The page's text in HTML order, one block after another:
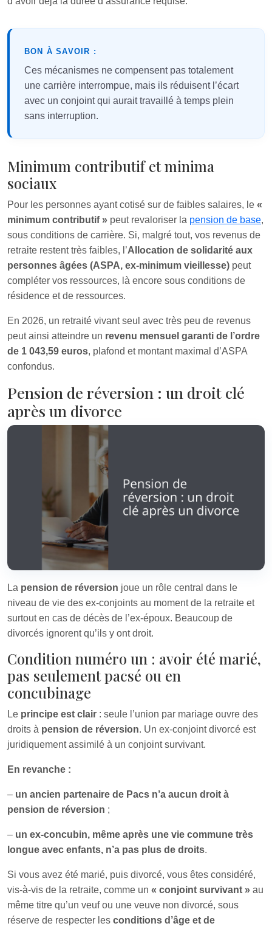
BON À SAVOIR :
Ces mécanismes ne compensent pas totalement
une carrière interrompue, mais ils réduisent l’écart
avec un conjoint qui aurait travaillé à temps plein
sans interruption.
Minimum contributif et minima
sociaux
Pour les personnes ayant cotisé sur de faibles salaires, le «
minimum contributif » peut revaloriser la pension de base,
sous conditions de carrière. Si, malgré tout, vos revenus de
retraite restent très faibles, l’Allocation de solidarité aux
personnes âgées (ASPA, ex-minimum vieillesse) peut
compléter vos ressources, là encore sous conditions de
résidence et de ressources.
En 2026, un retraité vivant seul avec très peu de revenus
peut ainsi atteindre un revenu mensuel garanti de l’ordre
de 1 043,59 euros, plafond et montant maximal d’ASPA
confondus.
Pension de réversion : un droit clé
après un divorce
La pension de réversion joue un rôle central dans le
niveau de vie des ex-conjoints au moment de la retraite et
surtout en cas de décès de l’ex-époux. Beaucoup de
divorcés ignorent qu’ils y ont droit.
Condition numéro un : avoir été marié,
pas seulement pacsé ou en
concubinage
Le principe est clair : seule l’union par mariage ouvre des
droits à pension de réversion. Un ex-conjoint divorcé est
juridiquement assimilé à un conjoint survivant.
En revanche :
– un ancien partenaire de Pacs n’a aucun droit à
pension de réversion ;
– un ex-concubin, même après une vie commune très
longue avec enfants, n’a pas plus de droits.
Si vous avez été marié, puis divorcé, vous êtes considéré,
vis-à-vis de la retraite, comme un « conjoint survivant » au
même titre qu’un veuf ou une veuve non divorcé, sous
réserve de respecter les conditions d’âge et de